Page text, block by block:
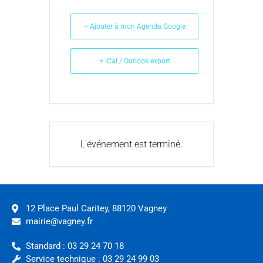
+ Ajouter à mon Agenda Google
+ iCal / Outlook export
L'événement est terminé.
12 Place Paul Caritey, 88120 Vagney
mairie@vagney.fr
Standard : 03 29 24 70 18
Service technique : 03 29 24 99 03